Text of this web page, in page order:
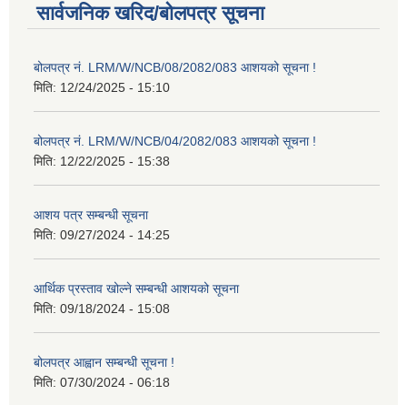
सार्वजनिक खरिद/बोलपत्र सूचना
बोलपत्र नं. LRM/W/NCB/08/2082/083 आशयको सूचना !
मिति: 12/24/2025 - 15:10
बोलपत्र नं. LRM/W/NCB/04/2082/083 आशयको सूचना !
मिति: 12/22/2025 - 15:38
आशय पत्र सम्बन्धी सूचना
मिति: 09/27/2024 - 14:25
आर्थिक प्रस्ताव खोल्ने सम्बन्धी आशयको सूचना
मिति: 09/18/2024 - 15:08
बोलपत्र आह्वान सम्बन्धी सूचना !
मिति: 07/30/2024 - 06:18